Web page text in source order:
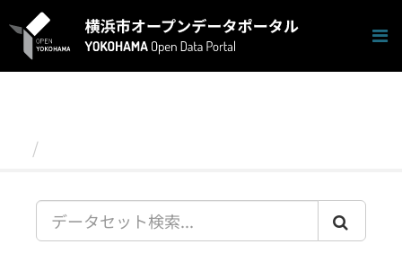
キ